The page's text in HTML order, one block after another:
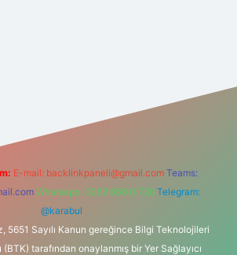
E-mail: backlinkpaneli@gmail.com Teams:
Whatsapp: 0262 606 0 726 Telegram:
@karabul
5651 Sayılı Kanun gereğince Bilgi Teknolojileri
tarafından onaylanmış bir Yer Sağlayıcı